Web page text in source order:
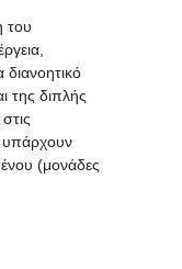
του
της διπλής
υπάρχουν
(μονάδες